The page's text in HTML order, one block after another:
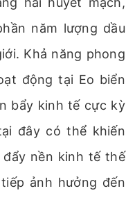
năm lượng dầu
Khả năng phong
động tại Eo biển
bẩy kinh tế cực kỳ
đây có thể khiến
nền kinh tế thế
ảnh hưởng đến